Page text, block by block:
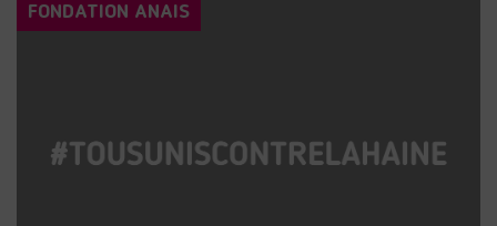
FONDATION ANAIS